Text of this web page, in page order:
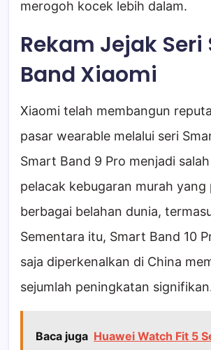
merogoh kocek lebih dalam.
Rekam Jejak
Band Xiaomi
Xiaomi telah membangun
pasar wearable melalui seri
Smart Band 9 Pro menjadi
pelacak kebugaran murah yang
berbagai belahan dunia,
Sementara itu, Smart Band 10
saja diperkenalkan di China
sejumlah peningkatan
Baca juga Huawei Watch Fit 5